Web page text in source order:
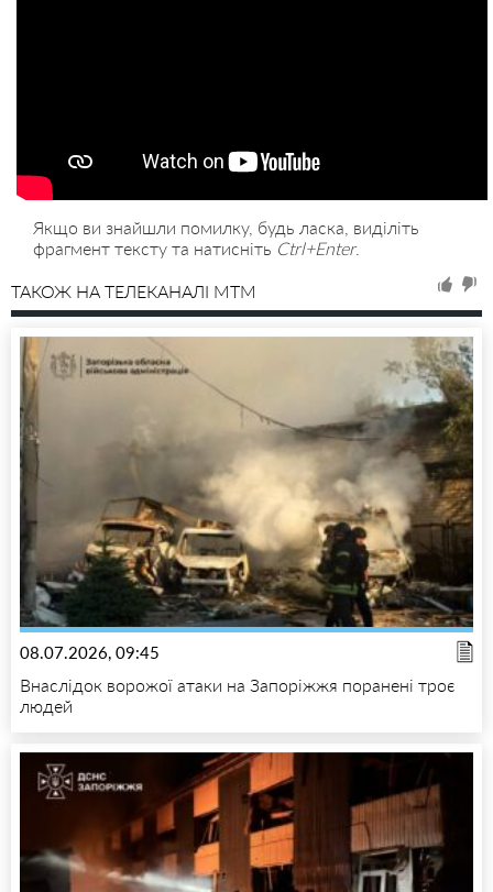
Якщо ви знайшли помилку, будь ласка, виділіть
фрагмент тексту та натисніть Ctrl+Enter.
ТАКОЖ НА ТЕЛЕКАНАЛІ MTM
08.07.2026, 09:45
Внаслідок ворожої атаки на Запоріжжя поранені троє
людей